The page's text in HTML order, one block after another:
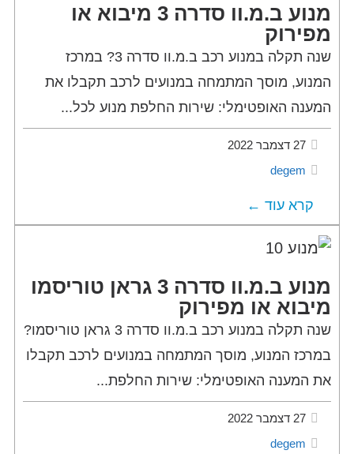
מנוע ב.מ.וו סדרה 3 מיבוא או
מפירוק
שנה תקלה במנוע רכב ב.מ.וו סדרה 3? במרכז
המנוע, מוסך המתמחה במנועים לרכב תקבלו את
המענה האופטימלי: שירות החלפת מנוע לכל...
27 דצמבר 2022
degem
קרא עוד ←
מנוע ב.מ.וו סדרה 3 גראן טוריסמו
מיבוא או מפירוק
שנה תקלה במנוע רכב ב.מ.וו סדרה 3 גראן טוריסמו?
במרכז המנוע, מוסך המתמחה במנועים לרכב תקבלו
את המענה האופטימלי: שירות החלפת...
27 דצמבר 2022
degem